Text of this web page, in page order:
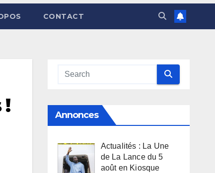
CONTACT
Annonces
Actualités : La Une
de La Lance du 5
août en Kiosque